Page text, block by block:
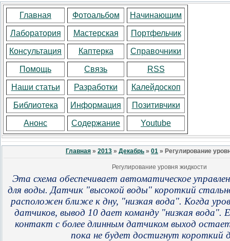
Главная Фотоальбом Начинающим
Лаборатория Мастерская Портфельчик
Консультация Каптерка Справочники
Помощь Связь RSS
Наши статьи Разработки Калейдоскоп
Библиотека Информация Позитивчики
Анонс Содержание Youtube
Главная » 2013 » Декабрь » 01 » Регулирование
Регулирование уровня жидкости
Эта схема обеспечивает автоматическое
для воды. Датчик "высокой воды" короткий
расположен ближе к дну, "низкая вода". Когда
датчиков, вывод 10 дает команду "низкая вода".
контакт с более длинным датчиком выход
пока не будет достигнут короткий